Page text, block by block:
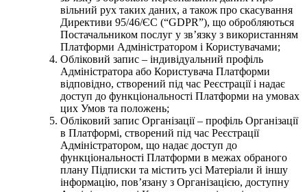
вільний рух таких даних, а також про скасування
Директиви 95/46/ЄС (“GDPR”), що обробляються
Постачальником послуг у звʼязку з використанням
Платформи Адміністратором і Користувачами;
Обліковий запис – індивідуальний профіль
Адміністратора або Користувача Платформи
відповідно, створений під час Реєстрації і надає
доступ до функціональності Платформи на умовах
цих Умов та положень;
Обліковий запис Організації – профіль Організації
в Платформі, створений під час Реєстрації
Адміністратором, що надає доступ до
функціональності Платформи в межах обраного
плану Підписки та містить усі Матеріали й іншу
інформацію, повʼязану з Організацією, доступну